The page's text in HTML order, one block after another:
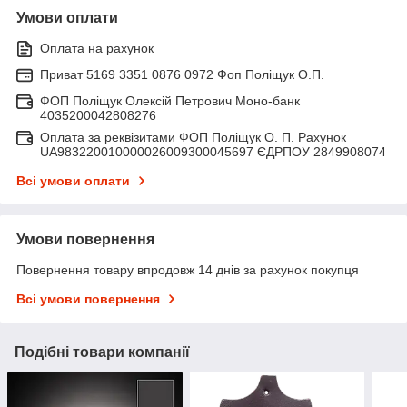
Умови оплати
Оплата на рахунок
Приват 5169 3351 0876 0972 Фоп Поліщук О.П.
ФОП Поліщук Олексій Петрович Моно-банк
4035200042808276
Оплата за реквізитами ФОП Поліщук О. П. Рахунок
UA983220010000026009300045697 ЄДРПОУ 2849908074
Всі умови оплати
Умови повернення
Повернення товару впродовж 14 днів за рахунок покупця
Всі умови повернення
Подібні товари компанії